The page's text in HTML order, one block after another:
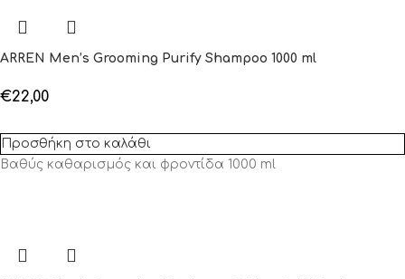
ARREN Men’s Grooming Purify Shampoo 1000 ml
€22,00
Προσθήκη στο καλάθι
Βαθύς καθαρισμός και φροντίδα 1000 ml